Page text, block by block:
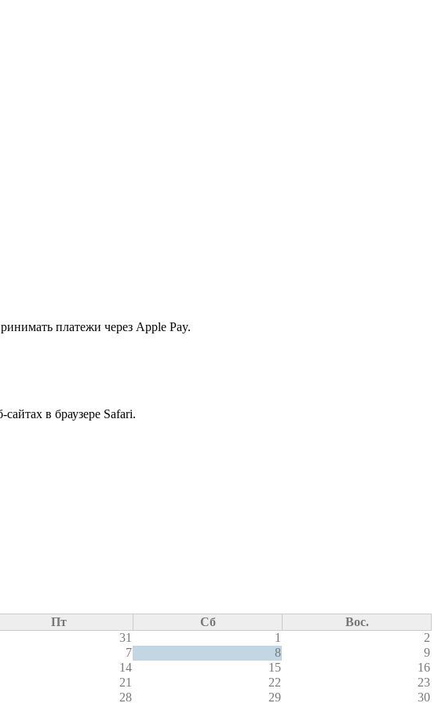
платежи через Apple Pay.
в браузере Safari.
Пт Сб
Вос.
31 1
2
7 8
9
14 15
16
21 22
23
28 29 30